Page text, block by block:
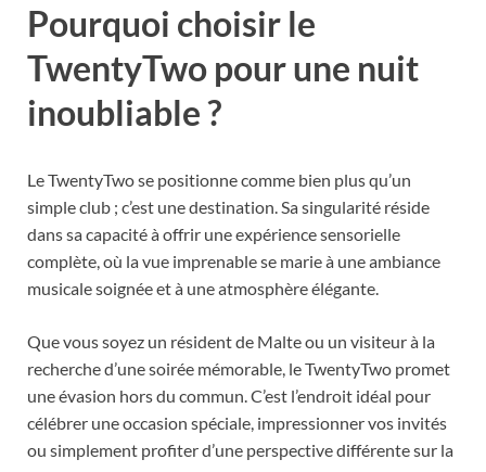
Pourquoi choisir le
TwentyTwo pour une nuit
inoubliable ?
Le TwentyTwo se positionne comme bien plus qu’un
simple club ; c’est une destination. Sa singularité réside
dans sa capacité à offrir une expérience sensorielle
complète, où la vue imprenable se marie à une ambiance
musicale soignée et à une atmosphère élégante.
Que vous soyez un résident de Malte ou un visiteur à la
recherche d’une soirée mémorable, le TwentyTwo promet
une évasion hors du commun. C’est l’endroit idéal pour
célébrer une occasion spéciale, impressionner vos invités
ou simplement profiter d’une perspective différente sur la